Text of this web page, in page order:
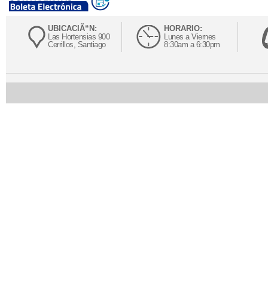
UBICACIÃ“N:
Las Hortensias 900
Cerrillos, Santiago
HORARIO:
Lunes a Viernes
8:30am a 6:30pm